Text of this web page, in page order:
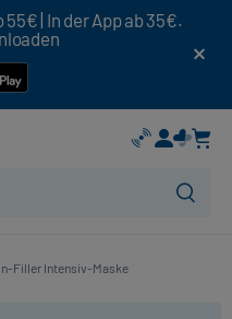
| In der App ab 35€.
Filler Intensiv-Maske